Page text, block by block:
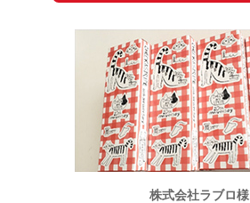
株式会社ラブロ様